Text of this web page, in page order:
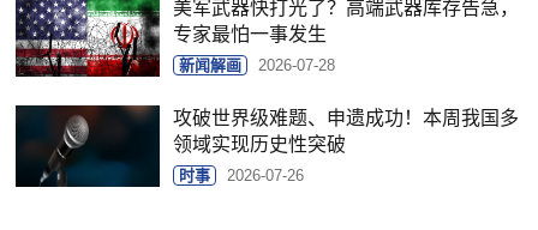
美军武器快打光了？高端武器库存告急，
专家最怕一事发生
新闻解画 2026-07-28
攻破世界级难题、申遗成功！本周我国多
领域实现历史性突破
时事 2026-07-26